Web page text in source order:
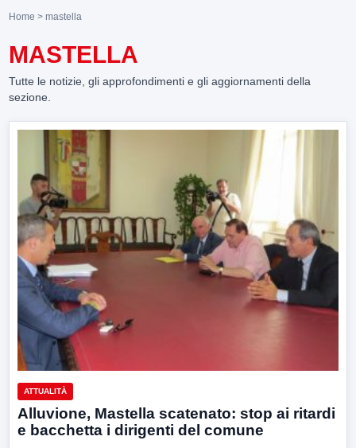
Home > mastella
MASTELLA
Tutte le notizie, gli approfondimenti e gli aggiornamenti della
sezione.
ATTUALITÀ
Alluvione, Mastella scatenato: stop ai ritardi
e bacchetta i dirigenti del comune